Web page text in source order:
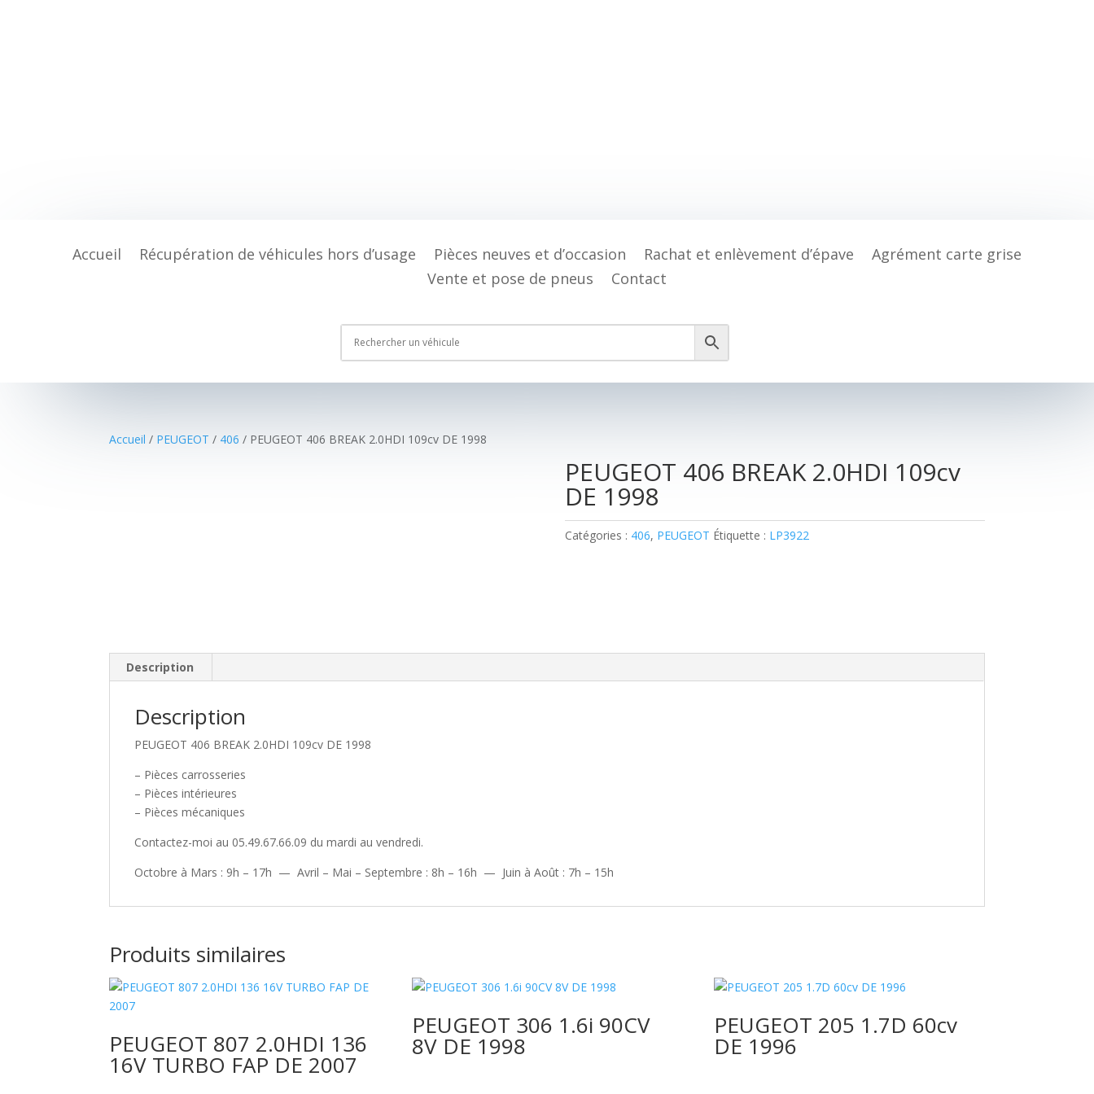
Accueil Récupération de véhicules hors d’usage Pièces neuves et d’occasion Rachat et enlèvement d’épave
Agrément carte grise
Vente et pose de pneus
Contact
Accueil / PEUGEOT / 406 / PEUGEOT 406 BREAK 2.0HDI 109cv DE 1998
PEUGEOT 406 BREAK 2.0HDI 109cv
DE 1998
Catégories : 406, PEUGEOT Étiquette : LP3922
Description
Description
PEUGEOT 406 BREAK 2.0HDI 109cv DE 1998
– Pièces carrosseries
– Pièces intérieures
– Pièces mécaniques
Contactez-moi au 05.49.67.66.09 du mardi au vendredi.
Octobre à Mars : 9h – 17h — Avril – Mai – Septembre : 8h – 16h — Juin à Août : 7h – 15h
Produits similaires
PEUGEOT 807 2.0HDI 136
16V TURBO FAP DE 2007
PEUGEOT 306 1.6i 90CV
8V DE 1998
PEUGEOT 205 1.7D 60cv
DE 1996